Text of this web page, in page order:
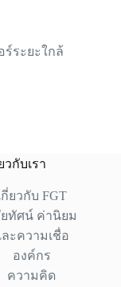
ร์ระยะใกล้
วกับเรา
กี่ยวกับ FGT
ทัศน์ ค่านิยม
ะความเชื่อ
องค์กร
ความคิด